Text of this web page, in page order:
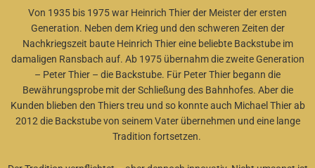
Von 1935 bis 1975 war Heinrich Thier der Meister der ersten
Generation. Neben dem Krieg und den schweren Zeiten der
Nachkriegszeit baute Heinrich Thier eine beliebte Backstube im
damaligen Ransbach auf. Ab 1975 übernahm die zweite Generation
– Peter Thier – die Backstube. Für Peter Thier begann die
Bewährungsprobe mit der Schließung des Bahnhofes. Aber die
Kunden blieben den Thiers treu und so konnte auch Michael Thier ab
2012 die Backstube von seinem Vater übernehmen und eine lange
Tradition fortsetzen.